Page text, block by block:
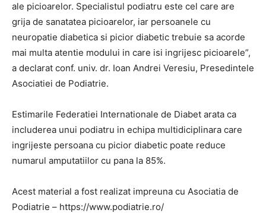
ale picioarelor. Specialistul podiatru este cel care are
grija de sanatatea picioarelor, iar persoanele cu
neuropatie diabetica si picior diabetic trebuie sa acorde
mai multa atentie modului in care isi ingrijesc picioarele”,
a declarat conf. univ. dr. Ioan Andrei Veresiu, Presedintele
Asociatiei de Podiatrie.
Estimarile Federatiei Internationale de Diabet arata ca
includerea unui podiatru in echipa multidiciplinara care
ingrijeste persoana cu picior diabetic poate reduce
numarul amputatiilor cu pana la 85%.
Acest material a fost realizat impreuna cu Asociatia de
Podiatrie – https://www.podiatrie.ro/